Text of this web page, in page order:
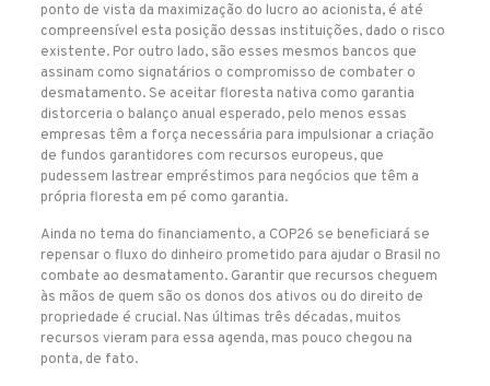
ponto de vista da maximização do lucro ao acionista, é até
compreensível esta posição dessas instituições, dado o risco
existente. Por outro lado, são esses mesmos bancos que
assinam como signatários o compromisso de combater o
desmatamento. Se aceitar floresta nativa como garantia
distorceria o balanço anual esperado, pelo menos essas
empresas têm a força necessária para impulsionar a criação
de fundos garantidores com recursos europeus, que
pudessem lastrear empréstimos para negócios que têm a
própria floresta em pé como garantia.
Ainda no tema do financiamento, a COP26 se beneficiará se
repensar o fluxo do dinheiro prometido para ajudar o Brasil no
combate ao desmatamento. Garantir que recursos cheguem
às mãos de quem são os donos dos ativos ou do direito de
propriedade é crucial. Nas últimas três décadas, muitos
recursos vieram para essa agenda, mas pouco chegou na
ponta, de fato.